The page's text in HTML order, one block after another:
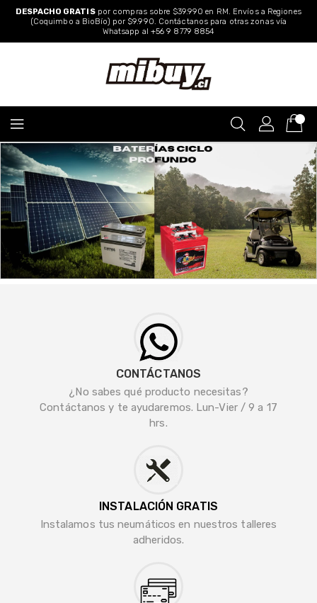
directo
DESPACHO GRATISpor compras sobre $39.990 en RM. Envíos a Regiones
(Coquimbo a BioBío) por $9.990. Contáctanos para otras zonas vía
Whatsapp al +56 9 8779 8854
CONTÁCTANOS
¿No sabes qué producto necesitas?
Contáctanos y te ayudaremos. Lun-Vier / 9 a 17
hrs.
INSTALACIÓN GRATIS
Instalamos tus neumáticos en nuestros talleres
adheridos.